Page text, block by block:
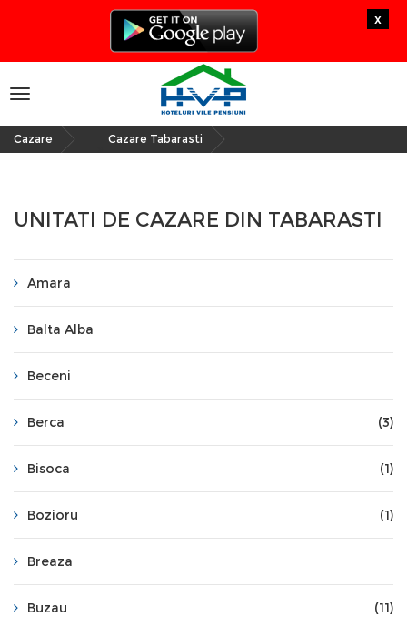
x
Toggle
navigation
Cazare Cazare Tabarasti
UNITATI DE CAZARE DIN TABARASTI
Amara
Balta Alba
Beceni
Berca (3)
Bisoca (1)
Bozioru (1)
Breaza
Buzau (11)